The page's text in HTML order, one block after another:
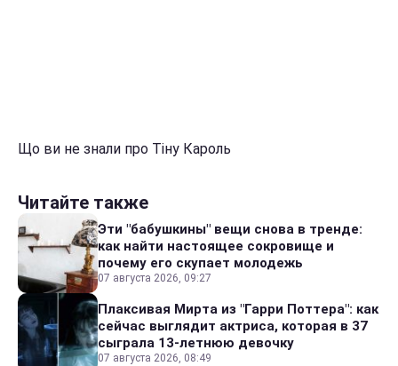
Що ви не знали про Тіну Кароль
Читайте также
Эти "бабушкины" вещи снова в тренде:
как найти настоящее сокровище и
почему его скупает молодежь
07 августа 2026, 09:27
Плаксивая Мирта из "Гарри Поттера": как
сейчас выглядит актриса, которая в 37
сыграла 13-летнюю девочку
07 августа 2026, 08:49